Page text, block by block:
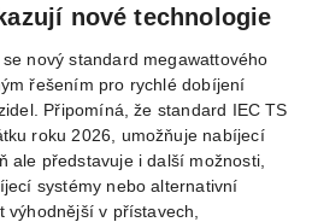
nové technologie
nový standard megawattového
řešením pro rychlé dobíjení
Připomíná, že standard IEC TS
roku 2026, umožňuje nabíjecí
ale představuje i další možnosti,
systémy nebo alternativní
výhodnější v přístavech,